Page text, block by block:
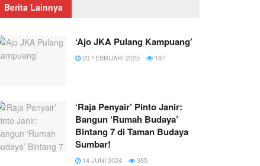
Berita Lainnya
‘Ajo JKA Pulang Kampuang’
20 FEBRUARI 2025 187
‘Raja Penyair’ Pinto Janir:
Bangun ‘Rumah Budaya’
Bintang 7 di Taman Budaya
Sumbar!
14 JUNI 2024 385